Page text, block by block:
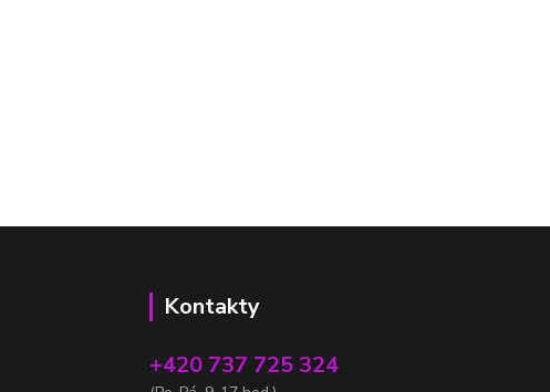
Kontakty
+420 737 725 324